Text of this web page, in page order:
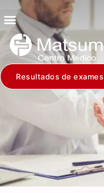
Resultados de exames